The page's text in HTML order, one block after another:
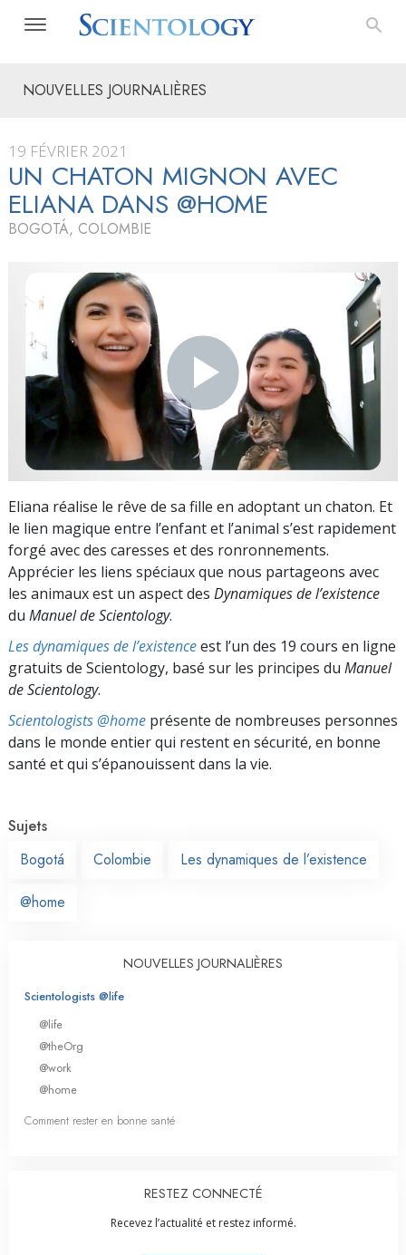
NOUVELLES JOURNALIÈRES
19 FÉVRIER 2021
UN CHATON MIGNON AVEC
ELIANA DANS @HOME
BOGOTÁ, COLOMBIE
Eliana réalise le rêve de sa fille en adoptant un chaton. Et
le lien magique entre l’enfant et l’animal s’est rapidement
forgé avec des caresses et des ronronnements.
Apprécier les liens spéciaux que nous partageons avec
les animaux est un aspect des Dynamiques de l’existence
du Manuel de Scientology.
Les dynamiques de l’existenceest l’un des 19 cours en ligne
gratuits de Scientology, basé sur les principes du Manuel
de Scientology.
Scientologists @home présente de nombreuses personnes
dans le monde entier qui restent en sécurité, en bonne
santé et qui s’épanouissent dans la vie.
Sujets
Bogotá
Colombie Les dynamiques de l’existence
@home
NOUVELLES JOURNALIÈRES
Scientologists @life
@life
@theOrg
@work
@home
Comment rester en bonne santé
RESTEZ CONNECTÉ
Recevez l’actualité et restez informé.